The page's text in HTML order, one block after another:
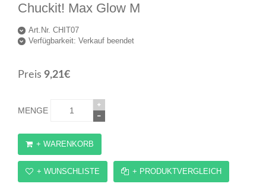
Chuckit! Max Glow M
Art.Nr. CHIT07
Verfügbarkeit: Verkauf beendet
Preis 9,21€
MENGE
+ WARENKORB
+ WUNSCHLISTE + PRODUKTVERGLEICH